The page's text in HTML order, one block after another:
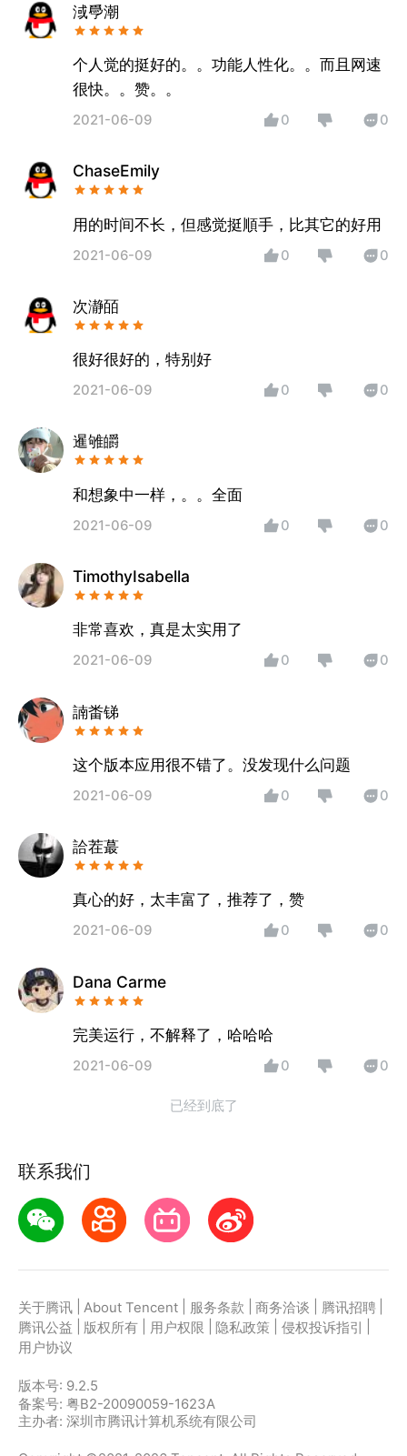
淢爳潮
个人觉的挺好的。。功能人性化。。而且网速
很快。。赞。。
2021-06-09 0 0
ChaseEmily
用的时间不长，但感觉挺順手，比其它的好用
2021-06-09 0 0
次瀞皕
很好很好的，特别好
2021-06-09 0 0
暹雊皭
和想象中一样，。。全面
2021-06-09 0 0
TimothyIsabella
非常喜欢，真是太实用了
2021-06-09 0 0
諵畨锑
这个版本应用很不错了。没发现什么问题
2021-06-09 0 0
詥茬蕞
真心的好，太丰富了，推荐了，赞
2021-06-09 0 0
Dana Carme
完美运行，不解释了，哈哈哈
2021-06-09 0 0
已经到底了
联系我们
关于腾讯 About Tencent 服务条款 商务洽谈 腾讯招聘
腾讯公益
版权所有 用户权限 隐私政策 侵权投诉指引
用户协议
版本号: 9.2.5
备案号: 粤B2-20090059-1623A
主办者: 深圳市腾讯计算机系统有限公司